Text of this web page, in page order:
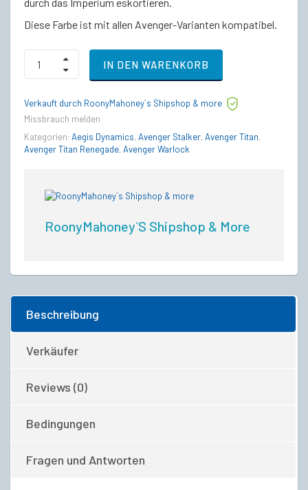
Diese Farbe ist mit allen Avenger-Varianten kompatibel.
Avenger
Invictus
and
Gold
quantity
IN DEN WARENKORB
Verkauft durch RoonyMahoney`s Shipshop & more
Missbrauch melden
Kategorien: Aegis Dynamics, Avenger Stalker, Avenger Titan,
Avenger Titan Renegade, Avenger Warlock
RoonyMahoney`s Shipshop & More
Beschreibung
Verkäufer
Reviews (0)
Bedingungen
Fragen und Antworten